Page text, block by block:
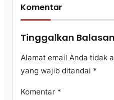
Komentar
Tinggalkan Balasan
Alamat email Anda tidak
yang wajib ditandai *
Komentar *